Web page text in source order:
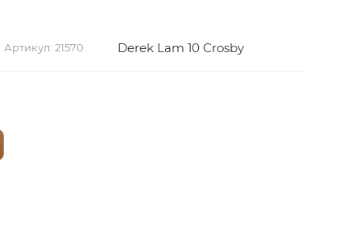
Артикул: 21570 Derek Lam 10 Crosby